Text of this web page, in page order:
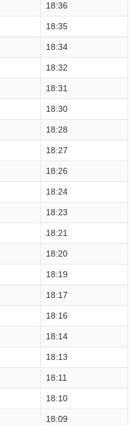
18:36
18:35
18:34
18:32
18:31
18:30
18:28
18:27
18:26
18:24
18:23
18:21
18:20
18:19
18:17
18:16
18:14
18:13
18:11
18:10
18:09